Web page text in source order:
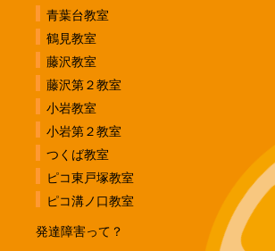
青葉台教室
鶴見教室
藤沢教室
藤沢第２教室
小岩教室
小岩第２教室
つくば教室
ピコ東戸塚教室
ピコ溝ノ口教室
発達障害って？